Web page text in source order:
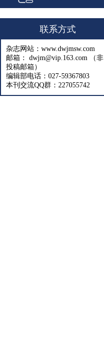
联系方式
杂志网站：www.dwjmsw.com
邮箱： dwjm@vip.163.com （非
投稿邮箱）
编辑部电话：027-59367803
本刊交流QQ群：227055742